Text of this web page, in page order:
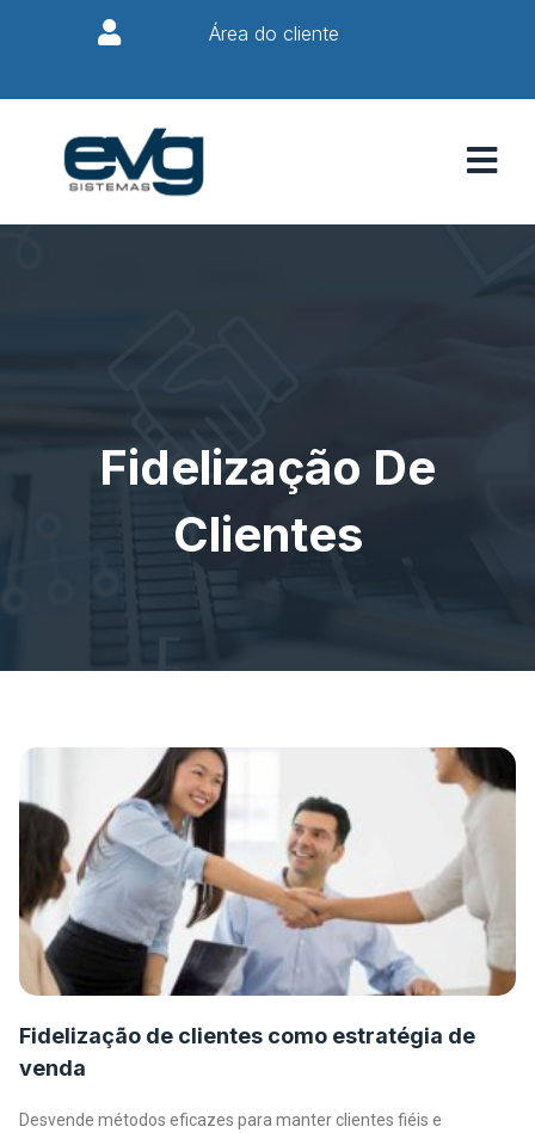
Área do cliente
Fidelização De
Clientes
Fidelização de clientes como estratégia de
venda
Desvende métodos eficazes para manter clientes fiéis e